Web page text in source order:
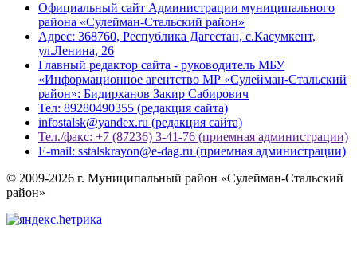
Официальный сайт Администрации муниципального
района «Сулейман-Стальский район»
Адрес: 368760, Республика Дагестан, с.Касумкент,
ул.Ленина, 26
Главный редактор сайта - руководитель МБУ
«Информационное агентство МР «Сулейман-Стальский
район»: Бидирханов Закир Сабирович
Тел: 89280490355 (редакция сайта)
infostalsk@yandex.ru (редакция сайта)
Тел./факс: +7 (87236) 3-41-76 (приемная администрации)
E-mail: sstalskrayon@e-dag.ru (приемная администрации)
© 2009-2026 г. Муниципальный район «Сулейман-Стальский
район»